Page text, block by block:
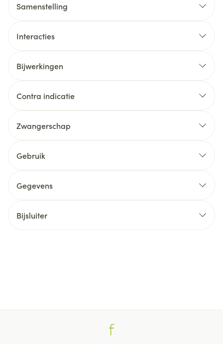
Samenstelling
Interacties
Bijwerkingen
Contra indicatie
Zwangerschap
Gebruik
Gegevens
Bijsluiter